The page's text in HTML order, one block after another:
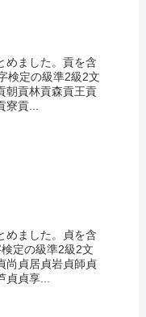
めました。貢を含
検定の級準2級2文
朝貢林貢森貢王貢
貢...
めました。貞を含
定の級準2級2文
尚貞居貞岩貞師貞
貞享...